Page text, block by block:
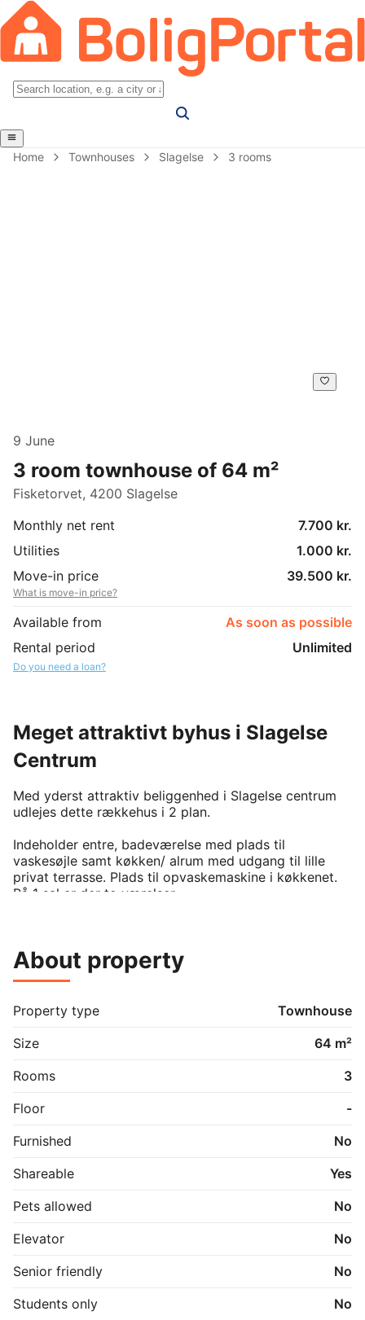
Home Townhouses Slagelse 3 rooms
9 June
3 room townhouse of 64 m²
Fisketorvet, 4200 Slagelse
Monthly net rent
7.700 kr.
Utilities
1.000 kr.
Move-in price
39.500 kr.
What is move-in price?
Available from
As soon as possible
Rental period
Unlimited
Do you need a loan?
Meget attraktivt byhus i Slagelse
Centrum
Med yderst attraktiv beliggenhed i Slagelse centrum
udlejes dette rækkehus i 2 plan.
Indeholder entre, badeværelse med plads til
vaskesøjle samt køkken/ alrum med udgang til lille
privat terrasse. Plads til opvaskemaskine i køkkenet.
På 1 sal er der to værelser.
3 mdr. depositum og 1 mdr. forudbetalt leje kan ikke
Det er ikke tilladt at holde husdyr. Dette gælder tillige
besøg og pasning af andres husdyr.
Det er muligt at leje en parkeringsplads lige ud for
tilsvarende indretning.
About property
Property type
Townhouse
Size
64 m²
Rooms
3
Floor
-
Furnished
No
Shareable
Yes
Pets allowed
No
Elevator
No
Senior friendly
No
Students only
No